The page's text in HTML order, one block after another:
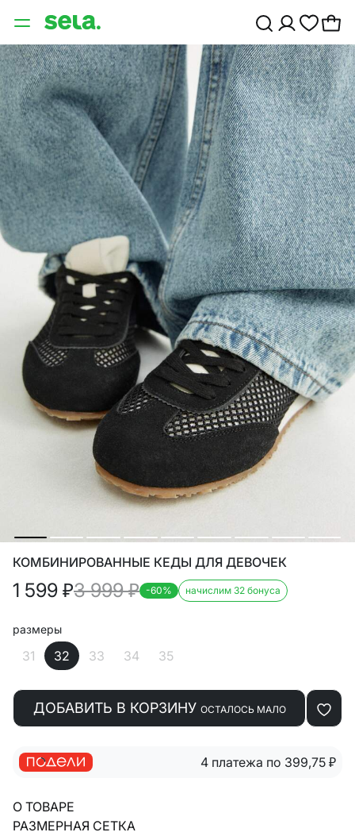
КОМБИНИРОВАННЫЕ КЕДЫ ДЛЯ ДЕВОЧЕК
1 599 ₽3 999₽ -60% начислим 32 бонуса
размеры
31 32 33 34 35
ДОБАВИТЬ В КОРЗИНУ ОСТАЛОСЬ МАЛО
4 платежа по 399,75 ₽
О ТОВАРЕ
РАЗМЕРНАЯ СЕТКА